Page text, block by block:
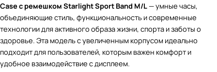
Case с ремешком Starlight Sport Band M/L— умные часы,
объединяющие стиль, функциональность и современные
технологии для активного образа жизни, спорта и заботы о
здоровье. Эта модель с увеличенным корпусом идеально
подходит для пользователей, которым важен комфорт и
удобное взаимодействие с дисплеем.